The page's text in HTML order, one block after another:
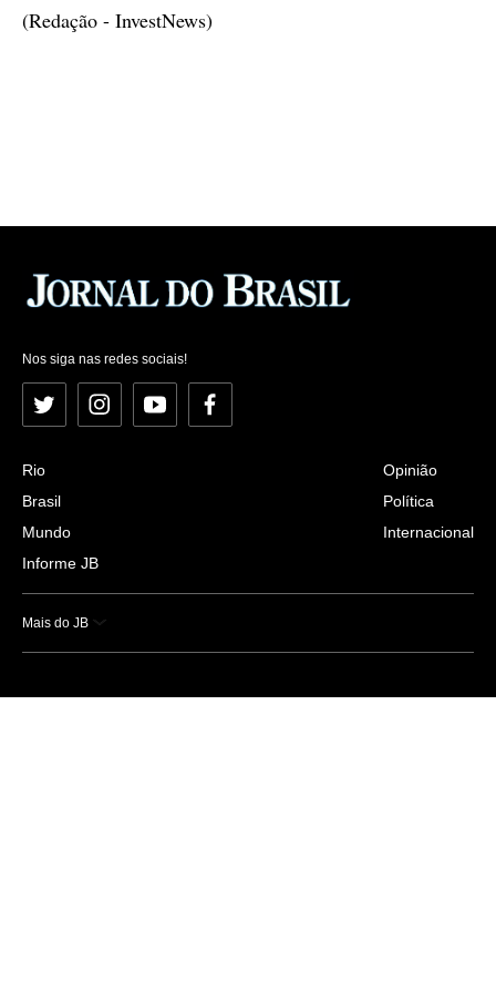
(Redação - InvestNews)
Nos siga nas redes sociais!
Twitter InstagramYouTubeFacebook
Rio
Brasil
Mundo
Informe JB
Opinião
Política
Internacional
Mais do JB
Esportes